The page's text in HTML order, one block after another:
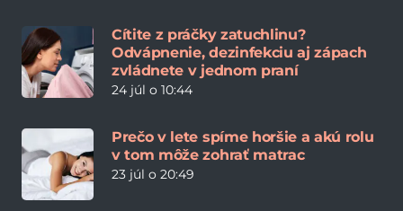
Cítite z práčky zatuchlinu?
Odvápnenie, dezinfekciu aj zápach
zvládnete v jednom praní
24 júl o 10:44
Prečo v lete spíme horšie a akú rolu
v tom môže zohrať matrac
23 júl o 20:49